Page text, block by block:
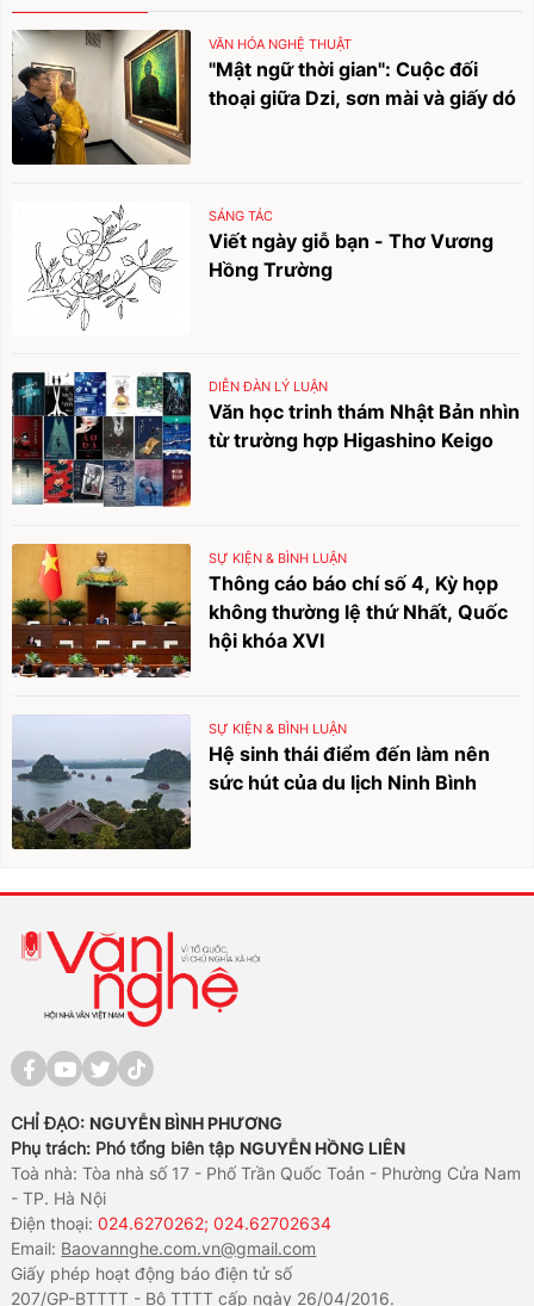
VĂN HÓA NGHỆ THUẬT
"Mật ngữ thời gian": Cuộc đối
thoại giữa Dzi, sơn mài và giấy dó
SÁNG TÁC
Viết ngày giỗ bạn - Thơ Vương
Hồng Trường
DIỄN ĐÀN LÝ LUẬN
Văn học trinh thám Nhật Bản nhìn
từ trường hợp Higashino Keigo
SỰ KIỆN & BÌNH LUẬN
Thông cáo báo chí số 4, Kỳ họp
không thường lệ thứ Nhất, Quốc
hội khóa XVI
SỰ KIỆN & BÌNH LUẬN
Hệ sinh thái điểm đến làm nên
sức hút của du lịch Ninh Bình
CHỈ ĐẠO: NGUYỄN BÌNH PHƯƠNG
Phụ trách: Phó tổng biên tập NGUYỄN HỒNG LIÊN
Toà nhà: Tòa nhà số 17 - Phố Trần Quốc Toản - Phường Cửa Nam
- TP. Hà Nội
Điện thoại:024.6270262; 024.62702634
Email: Baovannghe.com.vn@gmail.com
Giấy phép hoạt động báo điện tử số
207/GP-BTTTT - Bộ TTTT cấp ngày 26/04/2016.